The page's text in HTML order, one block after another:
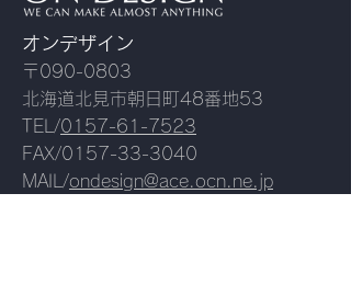
オンデザイン
〒090-0803
北海道北見市朝日町48番地53
TEL/0157-61-7523
FAX/0157-33-3040
MAIL/ondesign@ace.ocn.ne.jp